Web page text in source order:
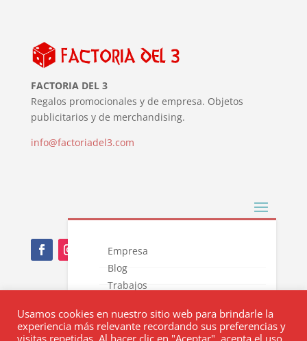
FACTORIA DEL 3
Regalos promocionales y de empresa. Objetos
publicitarios y de merchandising.
info@factoriadel3.com
Empresa
Blog
Trabajos
Catálogos
Contacto
Nota Legal
Política de privacidad
Usamos cookies en nuestro sitio web para brindarle la
experiencia más relevante recordando sus preferencias y
visitas repetidas. Al hacer clic en "Aceptar", acepta el uso